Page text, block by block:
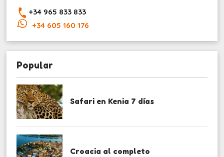
+34 965 833 833
+34 605 160 176
Popular
Safari en Kenia 7 días
Croacia al completo